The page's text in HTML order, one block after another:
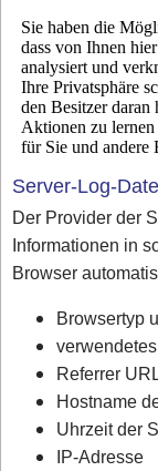
Server-Log-
Der Provider der
Informationen in
Browser
Browsertyp
Referrer
Hostname
Uhrzeit der
IP-Adresse